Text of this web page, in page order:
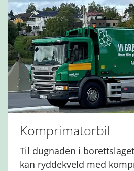
Komprimatorbil
Til dugnaden i
kan ryddekveld med